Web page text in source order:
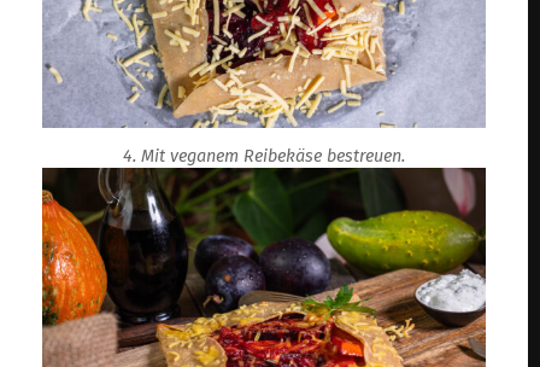
4. Mit veganem Reibekäse bestreuen.